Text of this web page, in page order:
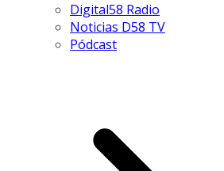
Digital58 Radio
Noticias D58 TV
Pódcast